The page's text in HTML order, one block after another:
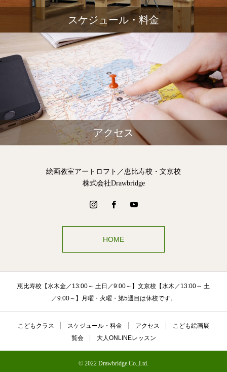
スケジュール・料金
アクセス
絵画教室アートロフト／恵比寿校・文京校
株式会社Drawbridge
HOME
恵比寿校【水木金／13:00～ 土日／9:00～】文京校【水木／13:00～ 土
／9:00～】月曜・火曜・第5週目は休校です。
こどもクラス スケジュール・料金 アクセス
こども絵画展
覧会
大人ONLINEレッスン
© 2022 Drawbridge Co.,Ltd.